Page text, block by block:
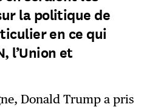
la politique de
en ce qui
l’Union et
Donald Trump a pris